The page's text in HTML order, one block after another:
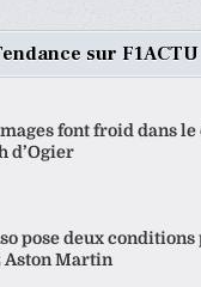
sur F1ACTU
font froid dans le
d’Ogier
pose deux
Aston Martin